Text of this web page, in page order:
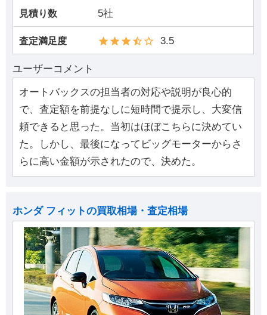
見積り数 5社
査定満足度 3.5
ユーザーコメント
オートバックスの担当者の対応や説明が良心的
で、査定額を前提なしに短時間で提示し、大変信
頼できると思った。当初はほぼこちらに決めてい
た。しかし、最後になってビッグモーターからさ
らに高い金額が示されたので、決めた。
ホンダ フィットの買取相場・査定相場